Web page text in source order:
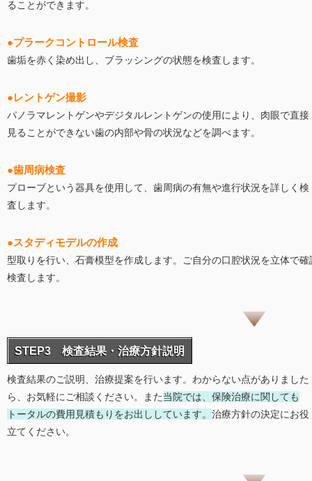
ることができます。
●プラークコントロール検査
歯垢を赤く染め出し、ブラッシングの状態を検査します。
●レントゲン撮影
パノラマレントゲンやデジタルレントゲンの使用により、肉眼で直接
見ることができない歯の内部や骨の状況などを調べます。
●歯周病検査
プローブという器具を使用して、歯周病の有無や進行状況を詳しく検
査します。
●スタディモデルの作成
型取りを行い、石膏模型を作成します。ご自分の口腔状況を立体で
検査します。
STEP3 検査結果・治療方針説明
検査結果のご説明、治療提案を行います。わからない点がありました
ら、お気軽にご相談ください。また当院では、保険治療に関しても
トータルの費用見積もりをお出ししています。 治療方針の決定にお役
立てください。